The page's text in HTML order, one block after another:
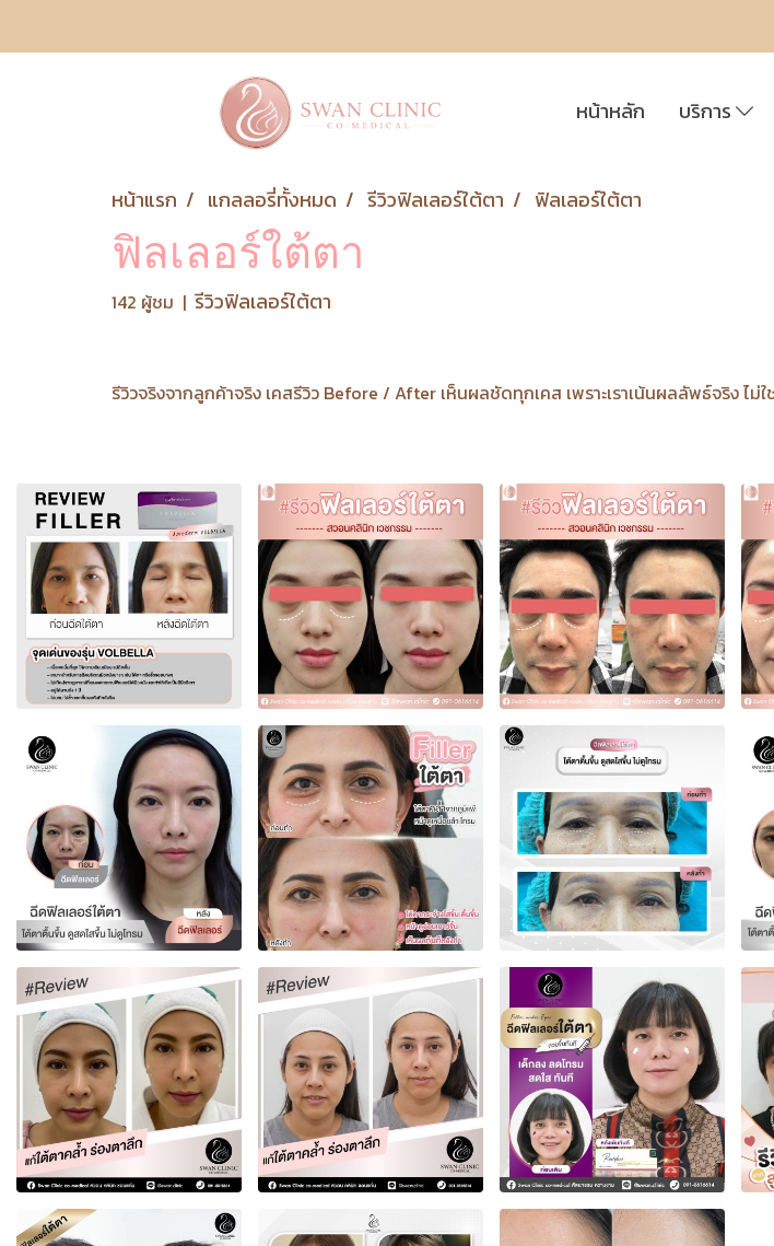
หน้าหลัก บริการ
หน้าแรก แกลลอรี่ทั้งหมด รีวิวฟิลเลอร์ใต้ตา ฟิลเลอร์ใต้ตา
ฟิลเลอร์ใต้ตา
142 ผู้ชม | รีวิวฟิลเลอร์ใต้ตา
รีวิวจริงจากลูกค้าจริง เคสรีวิว Before / After เห็นผลชัดทุกเคส เพราะเราเน้นผลลัพธ์จริง ไ